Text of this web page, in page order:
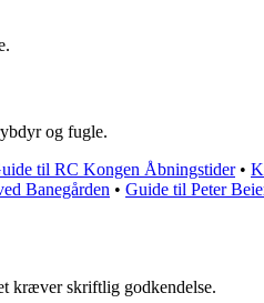
og fugle.
til RC Kongen Åbningstider•
Banegården • Guide til Peter
kræver skriftlig godkendelse.